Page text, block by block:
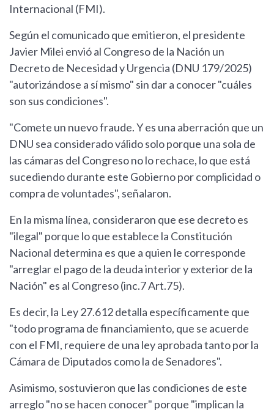
Internacional (FMI).
Según el comunicado que emitieron, el presidente
Javier Milei envió al Congreso de la Nación un
Decreto de Necesidad y Urgencia (DNU 179/2025)
"autorizándose a sí mismo" sin dar a conocer "cuáles
son sus condiciones".
"Comete un nuevo fraude. Y es una aberración que un
DNU sea considerado válido solo porque una sola de
las cámaras del Congreso no lo rechace, lo que está
sucediendo durante este Gobierno por complicidad o
compra de voluntades", señalaron.
En la misma línea, consideraron que ese decreto es
"ilegal" porque lo que establece la Constitución
Nacional determina es que a quien le corresponde
"arreglar el pago de la deuda interior y exterior de la
Nación" es al Congreso (inc.7 Art.75).
Es decir, la Ley 27.612 detalla específicamente que
"todo programa de financiamiento, que se acuerde
con el FMI, requiere de una ley aprobada tanto por la
Cámara de Diputados como la de Senadores".
Asimismo, sostuvieron que las condiciones de este
arreglo "no se hacen conocer" porque "implican la